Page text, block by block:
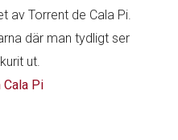
av Torrent de Cala Pi.
där man tydligt ser
ut.
Cala Pi